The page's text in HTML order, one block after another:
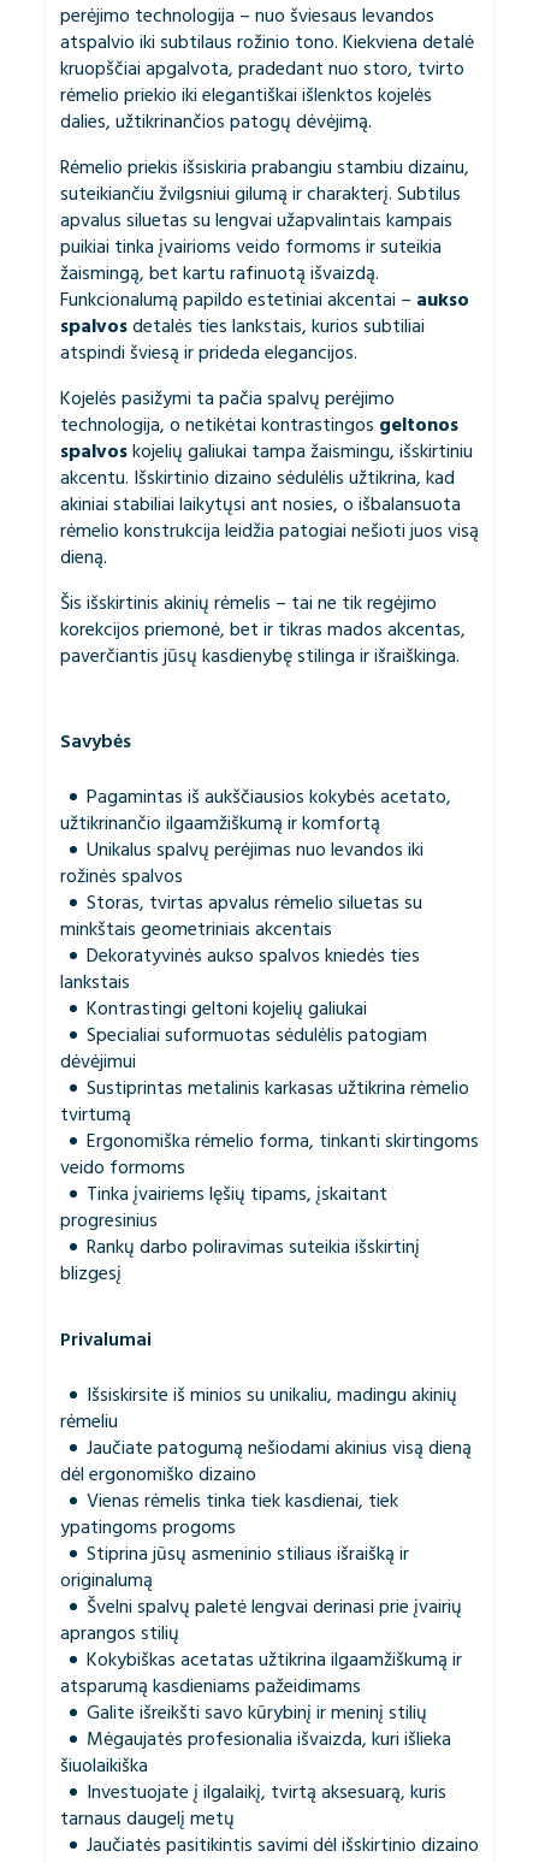
perėjimo technologija – nuo šviesaus levandos
atspalvio iki subtilaus rožinio tono. Kiekviena detalė
kruopščiai apgalvota, pradedant nuo storo, tvirto
rėmelio priekio iki elegantiškai išlenktos kojelės
dalies, užtikrinančios patogų dėvėjimą.
Rėmelio priekis išsiskiria prabangiu stambiu dizainu,
suteikiančiu žvilgsniui gilumą ir charakterį. Subtilus
apvalus siluetas su lengvai užapvalintais kampais
puikiai tinka įvairioms veido formoms ir suteikia
žaismingą, bet kartu rafinuotą išvaizdą.
Funkcionalumą papildo estetiniai akcentai – aukso
spalvosdetalės ties lankstais, kurios subtiliai
atspindi šviesą ir prideda elegancijos.
Kojelės pasižymi ta pačia spalvų perėjimo
technologija, o netikėtai kontrastingos geltonos
spalvoskojelių galiukai tampa žaismingu, išskirtiniu
akcentu. Išskirtinio dizaino sėdulėlis užtikrina, kad
akiniai stabiliai laikytųsi ant nosies, o išbalansuota
rėmelio konstrukcija leidžia patogiai nešioti juos visą
dieną.
Šis išskirtinis akinių rėmelis – tai ne tik regėjimo
korekcijos priemonė, bet ir tikras mados akcentas,
paverčiantis jūsų kasdienybę stilinga ir išraiškinga.
Savybės
Pagamintas iš aukščiausios kokybės acetato,
užtikrinančio ilgaamžiškumą ir komfortą
Unikalus spalvų perėjimas nuo levandos iki
rožinės spalvos
Storas, tvirtas apvalus rėmelio siluetas su
minkštais geometriniais akcentais
Dekoratyvinės aukso spalvos kniedės ties
lankstais
Kontrastingi geltoni kojelių galiukai
Specialiai suformuotas sėdulėlis patogiam
dėvėjimui
Sustiprintas metalinis karkasas užtikrina rėmelio
tvirtumą
Ergonomiška rėmelio forma, tinkanti skirtingoms
veido formoms
Tinka įvairiems lęšių tipams, įskaitant
progresinius
Rankų darbo poliravimas suteikia išskirtinį
blizgesį
Privalumai
Išsiskirsite iš minios su unikaliu, madingu akinių
rėmeliu
Jaučiate patogumą nešiodami akinius visą dieną
dėl ergonomiško dizaino
Vienas rėmelis tinka tiek kasdienai, tiek
ypatingoms progoms
Stiprina jūsų asmeninio stiliaus išraišką ir
originalumą
Švelni spalvų paletė lengvai derinasi prie įvairių
aprangos stilių
Kokybiškas acetatas užtikrina ilgaamžiškumą ir
atsparumą kasdieniams pažeidimams
Galite išreikšti savo kūrybinį ir meninį stilių
Mėgaujatės profesionalia išvaizda, kuri išlieka
šiuolaikiška
Investuojate į ilgalaikį, tvirtą aksesuarą, kuris
tarnaus daugelį metų
Jaučiatės pasitikintis savimi dėl išskirtinio dizaino